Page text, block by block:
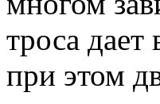
троса
при этом